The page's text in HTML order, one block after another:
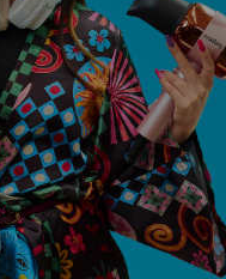
pohyb a ještě